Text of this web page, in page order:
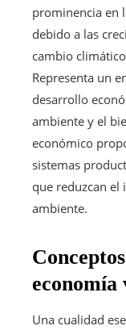
prominencia en
debido a las
cambio
Representa un
desarrollo
ambiente y el
económico
sistemas
que reduzcan
ambiente.
economía
Una cualidad